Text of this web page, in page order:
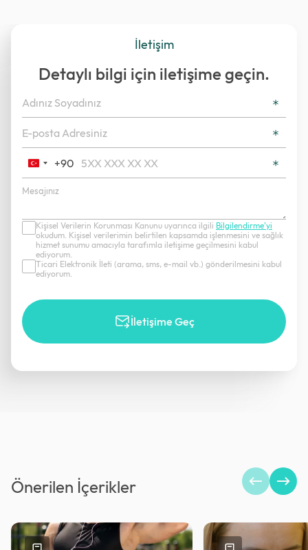
İletişim
Detaylı bilgi için iletişime geçin.
Turkey
+90
+90
Kişisel Verilerin Korunması Kanunu uyarınca ilgili Bilgilendirme’yi
okudum. Kişisel verilerimin belirtilen kapsamda işlenmesini ve sağlık
hizmet sunumu amacıyla tarafımla iletişime geçilmesini kabul
ediyorum.
Ticari Elektronik İleti (arama, sms, e-mail vb.) gönderilmesini kabul
ediyorum.
İletişime Geç
Önerilen İçerikler